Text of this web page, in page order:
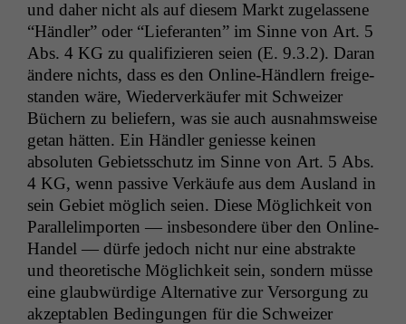
und daher nicht als auf diesem Markt zuge­lassene
“Händler” oder “Liefer­an­ten” im Sinne von Art. 5
Abs. 4 KG zu qual­i­fizieren seien (E. 9.3.2). Daran
ändere nichts, dass es den Online-Händlern freige­
s­tanden wäre, Wiederverkäufer mit Schweiz­er
Büch­ern zu beliefern, was sie auch aus­nahm­sweise
getan hät­ten. Ein Händler geniesse keinen
absoluten Gebi­etss­chutz im Sinne von Art. 5 Abs.
4 KG, wenn pas­sive Verkäufe aus dem Aus­land in
sein Gebi­et möglich seien. Diese Möglichkeit von
Par­al­le­limporten — ins­beson­dere über den Online-
Han­del — dürfe jedoch nicht nur eine abstrak­te
und the­o­retis­che Möglichkeit sein, son­dern müsse
eine glaub­würdi­ge Alter­na­tive zur Ver­sorgung zu
akzept­ablen Bedin­gun­gen für die Schweiz­er